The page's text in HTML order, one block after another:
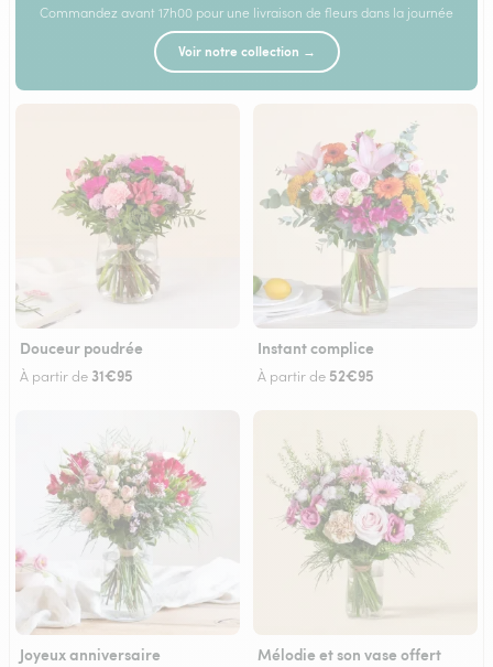
Commandez avant 17h00 pour une livraison de fleurs dans la journée
Voir notre collection →
Douceur poudrée
À partir de 31€95
Instant complice
À partir de 52€95
Joyeux anniversaire Mélodie et son vase offert